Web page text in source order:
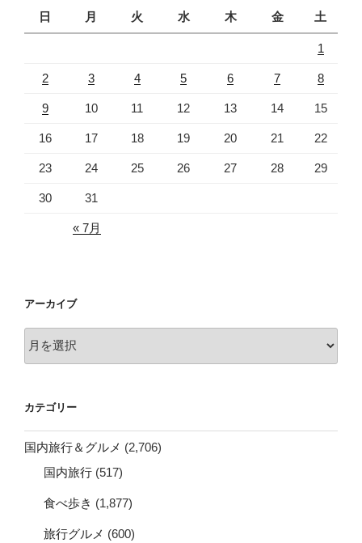
日
月 火 水 木 金 土
1
2 3 4 5 6 7 8
9 10 11 12 13 14 15
16 17 18 19 20 21 22
23 24 25 26 27 28 29
30 31
« 7月
アーカイブ
ー
ブ
カテゴリー
国内旅行＆グルメ (2,706)
国内旅行 (517)
食べ歩き (1,877)
旅行グルメ (600)